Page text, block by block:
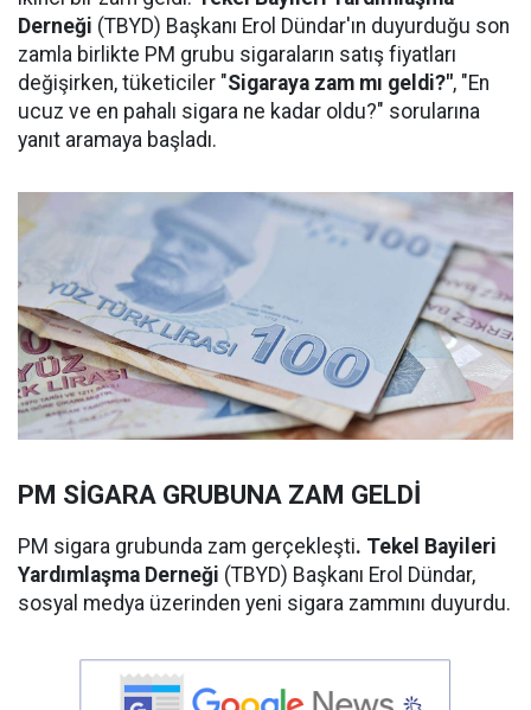
Derneği (TBYD) Başkanı Erol Dündar'ın duyurduğu son
zamla birlikte PM grubu sigaraların satış fiyatları
değişirken, tüketiciler "Sigaraya zam mı geldi?", "En
ucuz ve en pahalı sigara ne kadar oldu?" sorularına
yanıt aramaya başladı.
PM SİGARA GRUBUNA ZAM GELDİ
PM sigara grubunda zam gerçekleşti. Tekel Bayileri
Yardımlaşma Derneği (TBYD) Başkanı Erol Dündar,
sosyal medya üzerinden yeni sigara zammını duyurdu.